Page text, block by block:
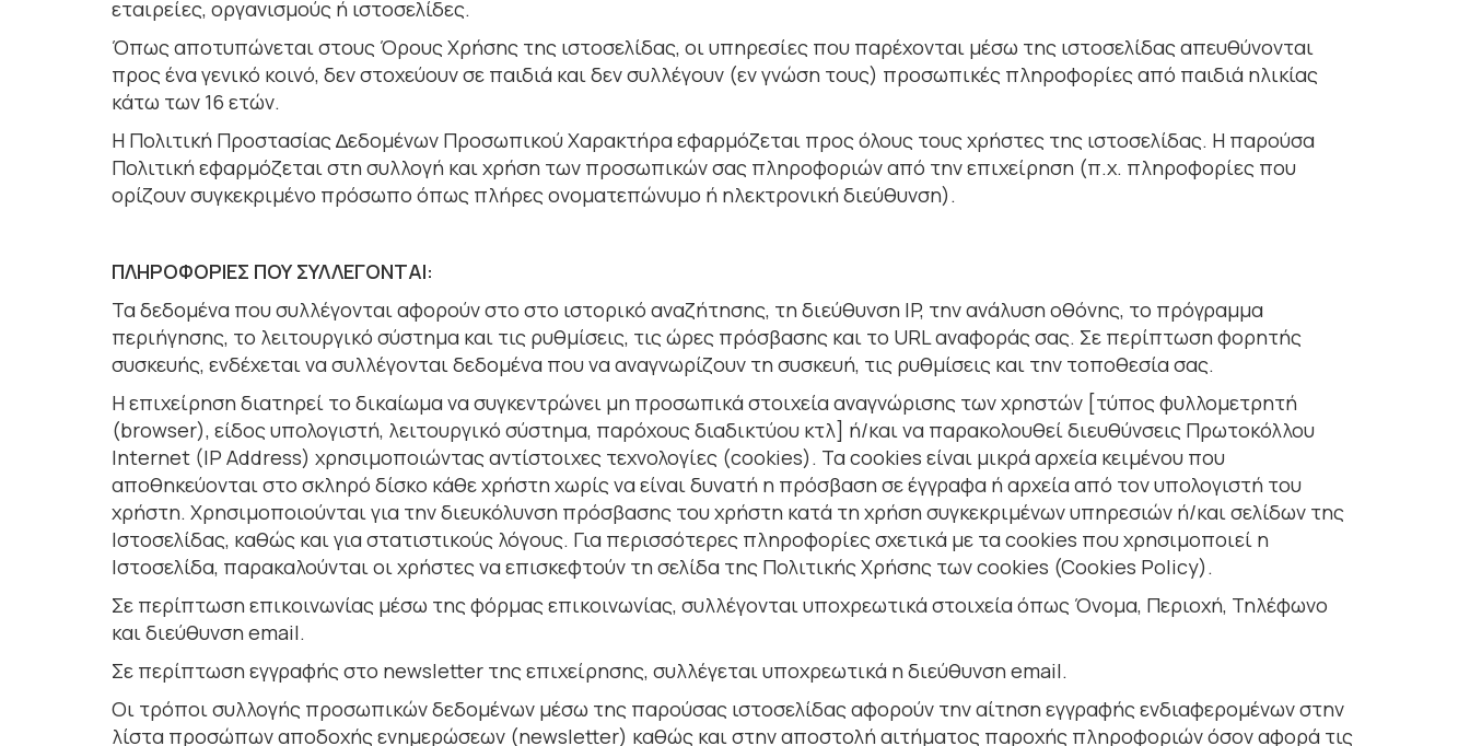
εταιρείες, οργανισµούς ή ιστοσελίδες.
Όπως αποτυπώνεται στους Όρους Χρήσης της ιστοσελίδας, οι υπηρεσίες που παρέχονται µέσω της ιστοσελίδας απευθύνονται
προς ένα γενικό κοινό, δεν στοχεύουν σε παιδιά και δεν συλλέγουν (εν γνώση τους) προσωπικές πληροφορίες από παιδιά ηλικίας
κάτω των 16 ετών.
Η Πολιτική Προστασίας ∆εδοµένων Προσωπικού Χαρακτήρα εφαρµόζεται προς όλους τους χρήστες της ιστοσελίδας. Η παρούσα
Πολιτική εφαρµόζεται στη συλλογή και χρήση των προσωπικών σας πληροφοριών από την επιχείρηση (π.χ. πληροφορίες που
ορίζουν συγκεκριµένο πρόσωπο όπως πλήρες ονοµατεπώνυµο ή ηλεκτρονική διεύθυνση).
ΠΛΗΡΟΦΟΡΙΕΣ ΠΟΥ ΣΥΛΛΕΓΟΝΤΑΙ:
Τα δεδομένα που συλλέγονται αφορούν στο στο ιστορικό αναζήτησης, τη διεύθυνση IP, την ανάλυση οθόνης, το πρόγραµµα
περιήγησης, το λειτουργικό σύστηµα και τις ρυθµίσεις, τις ώρες πρόσβασης και το URL αναφοράς σας. Σε περίπτωση φορητής
συσκευής, ενδέχεται να συλλέγονται δεδοµένα που να αναγνωρίζουν τη συσκευή, τις ρυθµίσεις και την τοποθεσία σας.
Η επιχείρηση διατηρεί το δικαίωµα να συγκεντρώνει µη προσωπικά στοιχεία αναγνώρισης των χρηστών [τύπος φυλλοµετρητή
(browser), είδος υπολογιστή, λειτουργικό σύστηµα, παρόχους διαδικτύου κτλ] ή/και να παρακολουθεί διευθύνσεις Πρωτοκόλλου
Internet (IP Address) χρησιµοποιώντας αντίστοιχες τεχνολογίες (cookies). Τα cookies είναι µικρά αρχεία κειµένου που
αποθηκεύονται στο σκληρό δίσκο κάθε χρήστη χωρίς να είναι δυνατή η πρόσβαση σε έγγραφα ή αρχεία από τον υπολογιστή του
χρήστη. Χρησιµοποιούνται για την διευκόλυνση πρόσβασης του χρήστη κατά τη χρήση συγκεκριµένων υπηρεσιών ή/και σελίδων της
Ιστοσελίδας, καθώς και για στατιστικούς λόγους. Για περισσότερες πληροφορίες σχετικά µε τα cookies που χρησιµοποιεί η
Ιστοσελίδα, παρακαλούνται οι χρήστες να επισκεφτούν τη σελίδα της Πολιτικής Χρήσης των cookies (Cookies Policy).
Σε περίπτωση επικοινωνίας µέσω της φόρµας επικοινωνίας, συλλέγονται υποχρεωτικά στοιχεία όπως Όνομα, Περιοχή, Τηλέφωνο
και διεύθυνση email.
Σε περίπτωση εγγραφής στο newsletter της επιχείρησης, συλλέγεται υποχρεωτικά η διεύθυνση email.
Οι τρόποι συλλογής προσωπικών δεδομένων μέσω της παρούσας ιστοσελίδας αφορούν την αίτηση εγγραφής ενδιαφερομένων στην
λίστα προσώπων αποδοχής ενημερώσεων (newsletter) καθώς και στην αποστολή αιτήματος παροχής πληροφοριών όσον αφορά τις